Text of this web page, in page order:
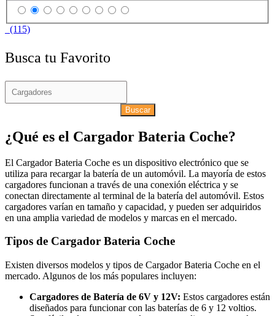
(115)
Busca tu Favorito
Buscar
¿Qué es el Cargador Bateria Coche?
El Cargador Bateria Coche es un dispositivo electrónico que se
utiliza para recargar la batería de un automóvil. La mayoría de estos
cargadores funcionan a través de una conexión eléctrica y se
conectan directamente al terminal de la batería del automóvil. Estos
cargadores varían en tamaño y capacidad, y pueden ser adquiridos
en una amplia variedad de modelos y marcas en el mercado.
Tipos de Cargador Bateria Coche
Existen diversos modelos y tipos de Cargador Bateria Coche en el
mercado. Algunos de los más populares incluyen:
Cargadores de Batería de 6V y 12V: Estos cargadores están
diseñados para funcionar con las baterías de 6 y 12 voltios.